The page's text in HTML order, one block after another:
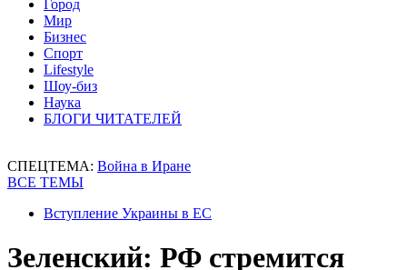
Город
Мир
Бизнес
Спорт
Lifestyle
Шоу-биз
Наука
БЛОГИ ЧИТАТЕЛЕЙ
СПЕЦТЕМА: Война в Иране
ВСЕ ТЕМЫ
Вступление Украины в ЕС
Зеленский: РФ стремится